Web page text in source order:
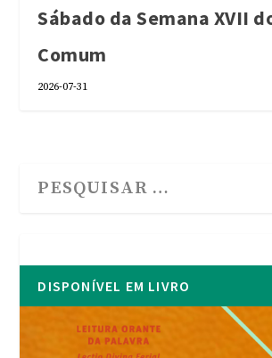
Sábado da Semana XVII
Comum
2026-07-31
DISPONÍVEL EM LIVRO